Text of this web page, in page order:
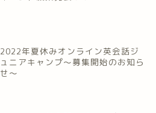
2022年夏休みオンライン英会話ジ
ュニアキャンプ～募集開始のお知ら
せ～